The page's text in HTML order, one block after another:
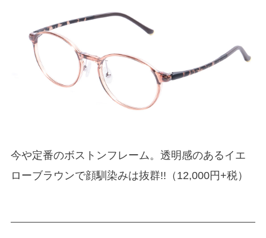
今や定番のボストンフレーム。透明感のあるイエ
ローブラウンで顔馴染みは抜群!!（12,000円+税）